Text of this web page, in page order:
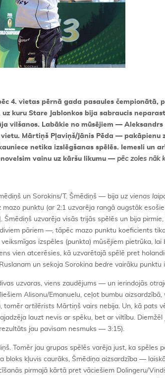
4. vietas pērnā gada pasaules čempionātā,
kuru Stare Jablonkos bija sabraucis
vilšanos. Labākie no mūsējiem — Aleksandrs
Mārtiņš Pļaviņš/Jānis Pēda — pakāpienu
netika izslēgšanas spēlēs. Iemesli un
vainu uz kāršu likumu — pēc zoles nāk
un Sorokins/T. Šmēdiņš — bija uz vienas
punktu (ar 2:1 uzvarēja rangā augstāk
Šmēdiņš uzvarēja visās trijās spēlēs un bija
pāriem —, tāpēc mazo punktu koeficients
izspēles (punkta) mūsējiem pietrūka, lai
vien atcerēsies, kā uzvarētajā spēlē pret
un sekoja Sorokina bedre vairāku punktu
uzvaras, viens zaudējums — un ierindojās
Alisonu/Emanuelu, ceļot bumbu aizsardzībā,
tomēr artilērists Mārtiņš vairs nebija. Un, kā pats
lauzt nevis ar spēku, bet ar viltību. Diemžēl
jau pavisam nesmuks — 3:15).
Tomēr jau grupas spēlēs varēja just, ka spēles
bloks kļuvis caurāks, Šmēdiņa aizsardzība —
pirmajā kārtā pret vāciešiem Dolingeru/